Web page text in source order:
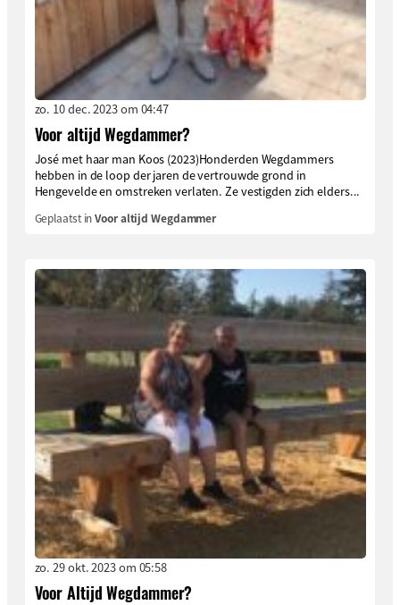
zo. 10 dec. 2023 om 04:47
Voor altijd Wegdammer?
José met haar man Koos (2023)Honderden Wegdammers
hebben in de loop der jaren de vertrouwde grond in
Hengevelde en omstreken verlaten. Ze vestigden zich elders...
Geplaatst inVoor altijd Wegdammer
zo. 29 okt. 2023 om 05:58
Voor Altijd Wegdammer?